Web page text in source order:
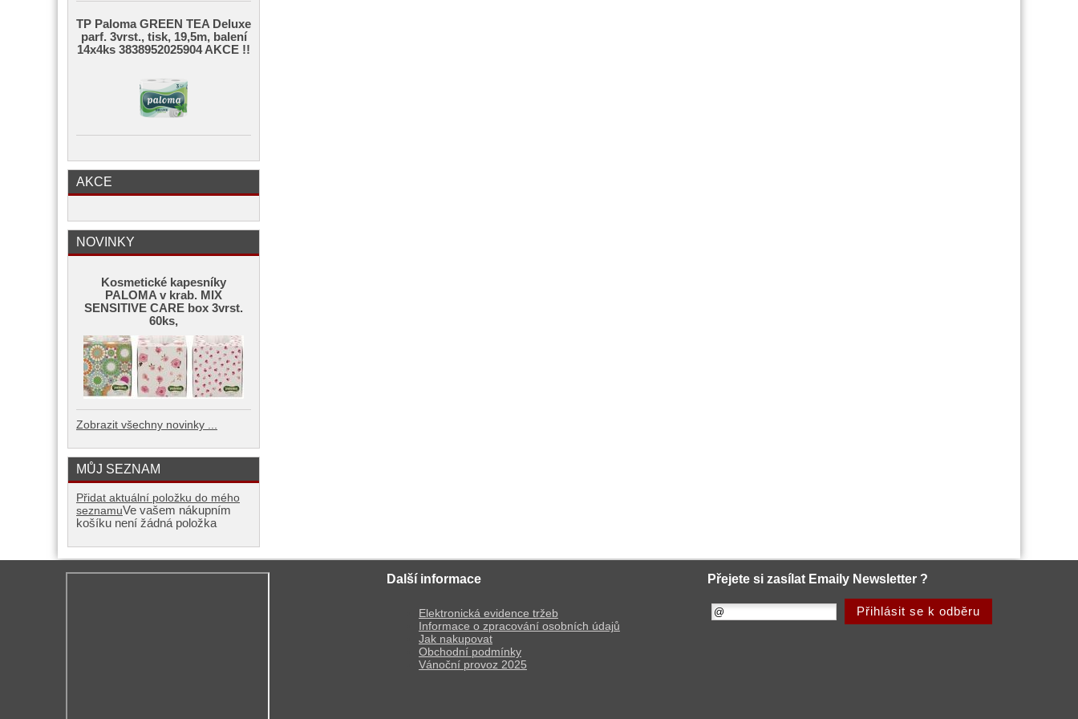
TP Paloma GREEN TEA Deluxe
parf. 3vrst., tisk, 19,5m, balení
14x4ks 3838952025904 AKCE !!
AKCE
NOVINKY
Kosmetické kapesníky
PALOMA v krab. MIX
SENSITIVE CARE box 3vrst.
60ks,
Zobrazit všechny novinky ...
MŮJ SEZNAM
Přidat aktuální položku do mého
seznamuVe vašem nákupním
košíku není žádná položka
Další informace
Elektronická evidence tržeb
Informace o zpracování osobních údajů
Jak nakupovat
Obchodní podmínky
Vánoční provoz 2025
Přejete si zasílat Emaily Newsletter ?